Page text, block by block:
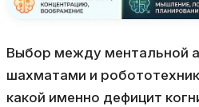
Выбор между ментальной
шахматами и
какой именно дефицит